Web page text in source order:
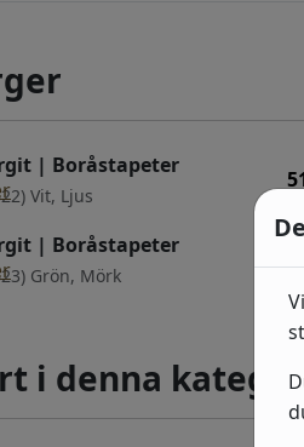
| Boråstapeter
Vit, Ljus
| Boråstapeter
Grön, Mörk
i denna